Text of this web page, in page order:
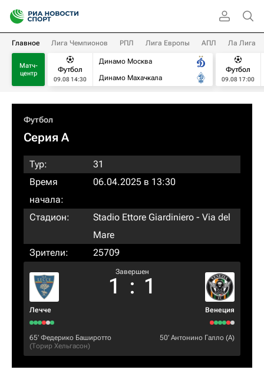
Главное Лига Чемпионов РПЛ Лига Европы АПЛ Ла Лига
Матч-
центр
Футбол
09.08 14:30
Динамо Москва
Динамо Махачкала
Футбол
09.08 17:00
Футбол
Серия А
Тур:
31
Время
начала:
06.04.2025 в 13:30
Стадион:
Stadio Ettore Giardiniero - Via del
Mare
Зрители:
25709
Лечче
Завершен
1 : 1
Венеция
65‎’‎ Федерико Баширотто
(Торир Хельгасон)
50‎’‎ Антонино Галло (А)